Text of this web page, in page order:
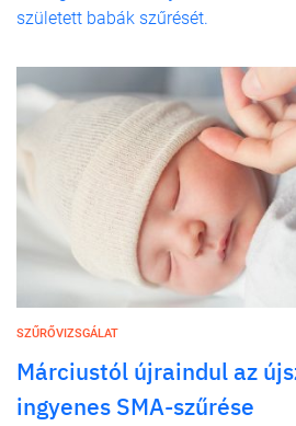
született babák szűrését.
SZŰRŐVIZSGÁLAT
Márciustól újraindul az
ingyenes SMA-szűrése